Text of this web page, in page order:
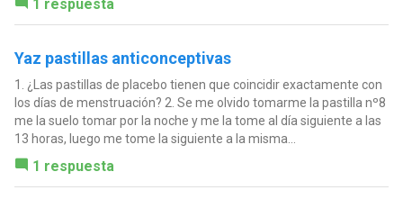
1 respuesta
Yaz pastillas anticonceptivas
1. ¿Las pastillas de placebo tienen que coincidir exactamente con
los días de menstruación? 2. Se me olvido tomarme la pastilla nº8
me la suelo tomar por la noche y me la tome al día siguiente a las
13 horas, luego me tome la siguiente a la misma...
1 respuesta